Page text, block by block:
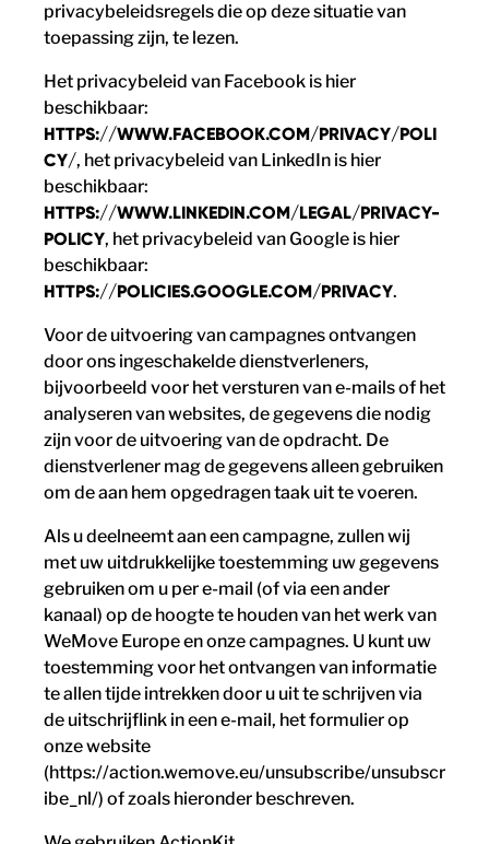
privacybeleidsregels die op deze situatie van
toepassing zijn, te lezen.
Het privacybeleid van Facebook is hier
beschikbaar:
HTTPS://WWW.FACEBOOK.COM/PRIVACY/POLI
CY/, het privacybeleid van LinkedIn is hier
beschikbaar:
HTTPS://WWW.LINKEDIN.COM/LEGAL/PRIVACY-
POLICY, het privacybeleid van Google is hier
beschikbaar:
HTTPS://POLICIES.GOOGLE.COM/PRIVACY.
Voor de uitvoering van campagnes ontvangen
door ons ingeschakelde dienstverleners,
bijvoorbeeld voor het versturen van e-mails of het
analyseren van websites, de gegevens die nodig
zijn voor de uitvoering van de opdracht. De
dienstverlener mag de gegevens alleen gebruiken
om de aan hem opgedragen taak uit te voeren.
Als u deelneemt aan een campagne, zullen wij
met uw uitdrukkelijke toestemming uw gegevens
gebruiken om u per e-mail (of via een ander
kanaal) op de hoogte te houden van het werk van
WeMove Europe en onze campagnes. U kunt uw
toestemming voor het ontvangen van informatie
te allen tijde intrekken door u uit te schrijven via
de uitschrijflink in een e-mail, het formulier op
onze website
(https://action.wemove.eu/unsubscribe/unsubscr
ibe_nl/) of zoals hieronder beschreven.